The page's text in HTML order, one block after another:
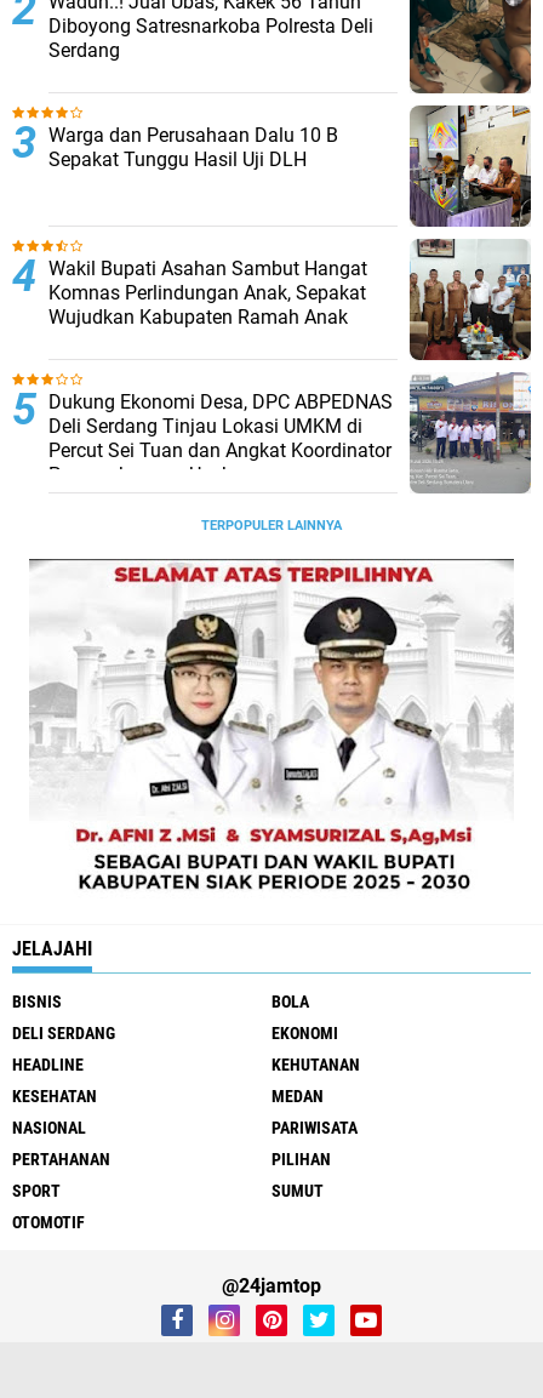
Diboyong Satresnarkoba Polresta Deli
Serdang
Warga dan Perusahaan Dalu 10 B
Sepakat Tunggu Hasil Uji DLH
Wakil Bupati Asahan Sambut Hangat
Komnas Perlindungan Anak, Sepakat
Wujudkan Kabupaten Ramah Anak
Dukung Ekonomi Desa, DPC ABPEDNAS
Deli Serdang Tinjau Lokasi UMKM di
Percut Sei Tuan dan Angkat Koordinator
Pengembangan Usaha
TERPOPULER LAINNYA
JELAJAHI
BISNIS
BOLA
DELI SERDANG
EKONOMI
HEADLINE
KEHUTANAN
KESEHATAN
MEDAN
NASIONAL
PARIWISATA
PERTAHANAN
PILIHAN
SPORT
SUMUT
OTOMOTIF
@24jamtop